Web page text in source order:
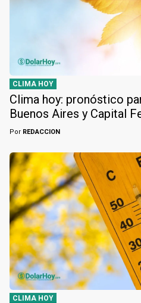
CLIMA HOY
Clima hoy: pronóstico
Buenos Aires y Capital
Por REDACCION
CLIMA HOY